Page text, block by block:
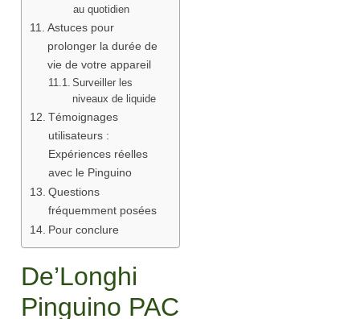
au quotidien
Astuces pour
prolonger la durée de
vie de votre appareil
Surveiller les
niveaux de liquide
Témoignages
utilisateurs :
Expériences réelles
avec le Pinguino
Questions
fréquemment posées
Pour conclure
De’Longhi
Pinguino PAC